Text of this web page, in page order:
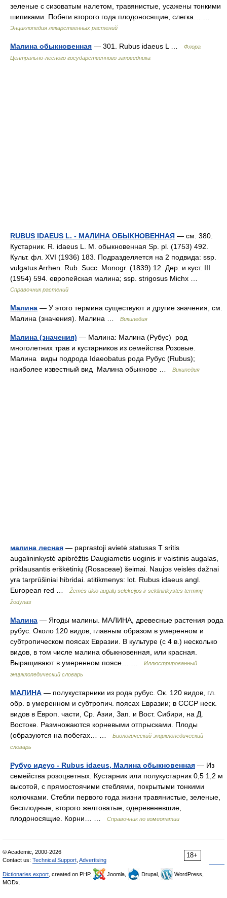
зеленые с сизоватым налетом, травянистые, усажены тонкими
шипиками. Побеги второго года плодоносящие, слегка… …
Энциклопедия лекарственных растений
Малина обыкновенная — 301. Rubus idaeus L …
Флора
Центрально-лесного государственного заповедника
RUBUS IDAEUS L. - МАЛИНА ОБЫКНОВЕННАЯ — см. 380.
Кустарник. R. idaeus L. M. обыкновенная Sp. pl. (1753) 492.
Культ. фл. XVI (1936) 183. Подразделяется на 2 подвида: ssp.
vulgatus Arrhen. Rub. Succ. Monogr. (1839) 12. Дер. и куст. III
(1954) 594. европейская малина; ssp. strigosus Michx …
Справочник растений
Малина — У этого термина существуют и другие значения, см.
Малина (значения). Малина …
Википедия
Малина (значения) — Малина: Малина (Рубус) род
многолетних трав и кустарников из семейства Розовые.
Малина виды подрода Idaeobatus рода Рубус (Rubus);
наиболее известный вид Малина обыкнове …
Википедия
малина лесная — paprastoji avietė statusas T sritis
augalininkystė apibrėžtis Daugiametis uoginis ir vaistinis augalas,
priklausantis erškėtinių (Rosaceae) šeimai. Naujos veislės dažnai
yra tarprūšiniai hibridai. atitikmenys: lot. Rubus idaeus angl.
European red …
Žemės ūkio augalų selekcijos ir sėklininkystės terminų
žodynas
Малина — Ягоды малины. МАЛИНА, древесные растения рода
рубус. Около 120 видов, главным образом в умеренном и
субтропическом поясах Евразии. В культуре (с 4 в.) несколько
видов, в том числе малина обыкновенная, или красная.
Выращивают в умеренном поясе… …
Иллюстрированный
энциклопедический словарь
МАЛИНА — полукустарники из рода рубус. Ок. 120 видов, гл.
обр. в умеренном и субтропич. поясах Евразии; в СССР неск.
видов в Европ. части, Ср. Азии, Зап. и Вост. Сибири, на Д.
Востоке. Размножаются корневыми отпрысками. Плоды
(образуются на побегах… …
Биологический энциклопедический
словарь
Рубус идеус - Rubus idaeus, Малина обыкновенная — Из
семейства розоцветных. Кустарник или полукустарник 0,5 1,2 м
высотой, с прямостоячими стеблями, покрытыми тонкими
колючками. Стебли первого года жизни травянистые, зеленые,
бесплодные, второго желтоватые, одеревеневшие,
плодоносящие. Корни… …
Справочник по гомеопатии
18+
© Academic, 2000-2026
Contact us: Technical Support Advertising
Dictionaries export , created on PHP, Joomla, Drupal,
WordPress,
MODx.